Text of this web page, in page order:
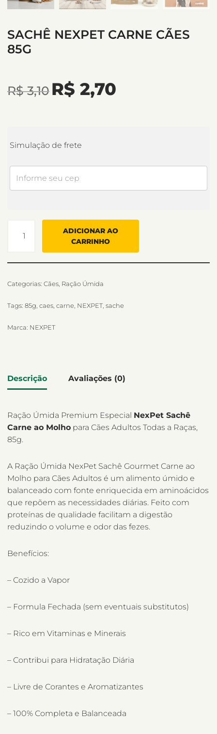
SACHÊ NEXPET CARNE CÃES
85G
R$3,10 R$ 2,70
Simulação de frete
ADICIONAR AO
CARRINHO
Categorias: Cães Ração Úmida
Tags: 85g caes carne NEXPET, sache
Marca: NEXPET
Descrição Avaliações (0)
Ração Úmida Premium Especial NexPet Sachê
Carne ao Molho para Cães Adultos Todas a Raças,
85g.
A Ração Úmida NexPet Sachê Gourmet Carne ao
Molho para Cães Adultos é um alimento úmido e
balanceado com fonte enriquecida em aminoácidos
que repõem as necessidades diárias. Feito com
proteínas de qualidade facilitam a digestão
reduzindo o volume e odor das fezes.
Benefícios:
– Cozido a Vapor
– Formula Fechada (sem eventuais substitutos)
– Rico em Vitaminas e Minerais
– Contribui para Hidratação Diária
– Livre de Corantes e Aromatizantes
– 100% Completa e Balanceada